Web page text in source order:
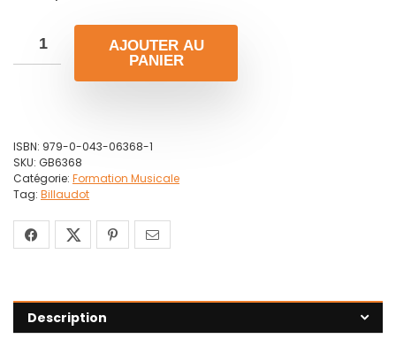
AJOUTER AU
PANIER
ISBN: 979-0-043-06368-1
SKU: GB6368
Catégorie: Formation Musicale
Tag: Billaudot
Description